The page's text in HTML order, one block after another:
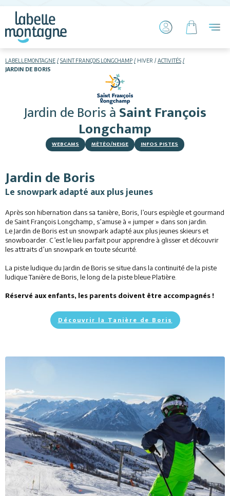
LABELLEMONTAGNE SAINT FRANÇOIS LONGCHAMP HIVER
ACTIVITÉS
JARDIN DE BORIS
Jardin de BorisàSaint François
Longchamp
WEBCAMS MÉTÉO/NEIGE INFOS PISTES
Skier
Hébergements
Activités
Restaurants
Services
Animations
Jardin de Boris
Le snowpark adapté aux plus jeunes
Après son hibernation dans sa tanière, Boris, l’ours espiègle et gourmand
de Saint François Longchamp, s’amuse à « jumper » dans son jardin.
Le Jardin de Boris est un snowpark adapté aux plus jeunes skieurs et
snowboarder. C’est le lieu parfait pour apprendre à glisser et découvrir
les attraits d’un snowpark en toute sécurité.
La piste ludique du Jardin de Boris se situe dans la continuité de la piste
ludique Tanière de Boris, le long de la piste bleue Platière.
Réservé aux enfants, les parents doivent être accompagnés !
Découvrir la Tanière de Boris